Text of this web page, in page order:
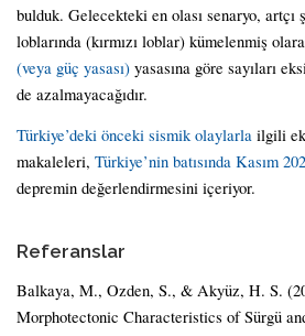
bulduk. Gelecekteki en olası senaryo, artçı
loblarında (kırmızı loblar) kümelenmiş
(veya güç yasası) yasasına göre sayıları
de azalmayacağıdır.
Türkiye’deki önceki sismik olaylarla ilgili
makaleleri, Türkiye’nin batısında Kasım
depremin değerlendirmesini içeriyor.
Referanslar
Balkaya, M., Ozden, S., & Akyüz, H. S.
Morphotectonic Characteristics of Sürgü